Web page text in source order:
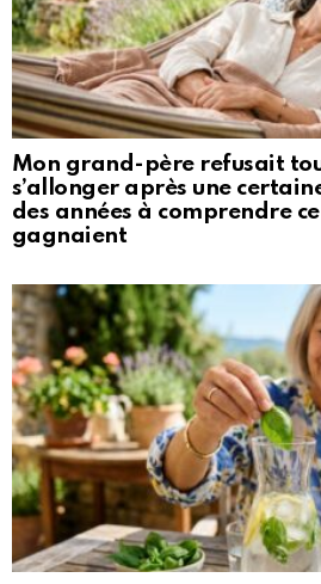
Mon grand-père refusait
s’allonger après une
des années à comprendre
gagnaient